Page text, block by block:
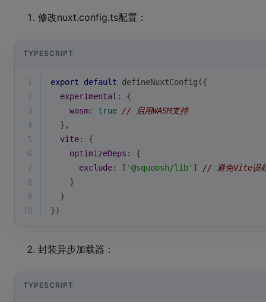
修改nuxt.config.ts配置：
TYPESCRIPT
1 export default defineNuxtConfig({
2
experimental : {
3
wasm: true // 启用WASM支持
4
  },
5
vite: {
6
optimizeDeps : {
7
exclude: [ '@squoosh/lib' ] // 避免Vite误
8
    }
9
  }
10
})
封装异步加载器：
TYPESCRIPT